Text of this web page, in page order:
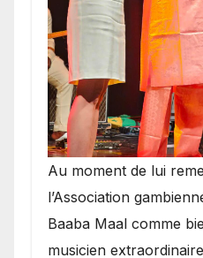
​Au moment de lui
l’Association
Baaba Maal comme
musicien